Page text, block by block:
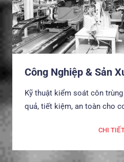
Công Nghiệp & Sản
Kỹ thuật kiểm soát côn
quả, tiết kiệm, an toàn cho
CHI